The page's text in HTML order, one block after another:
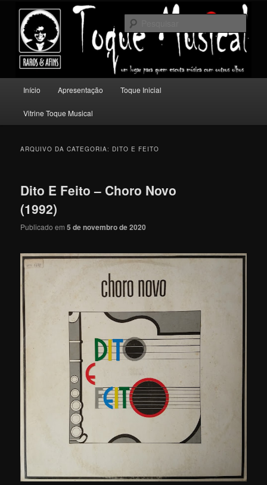
conteúdo
principal
conteúdo
secundário
Toque Musical
Um lugar para quem escuta música com outros olhos.
principal
Início Apresentação Toque Inicial
Vitrine Toque Musical
ARQUIVO DA CATEGORIA: DITO E FEITO
Dito E Feito – Choro Novo
(1992)
Publicado em5 de novembro de 2020